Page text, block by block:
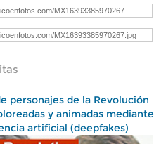
personajes de la Revolución
y animadas mediante
artificial (deepfakes)